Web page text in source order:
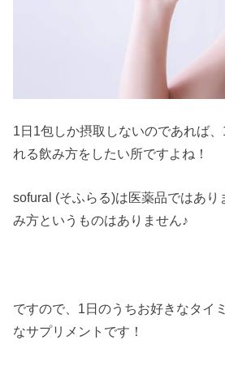
1日1包しか摂取しないのであれば
れる飲み方をしたい所ですよね！
sofural (そふらる)は医薬品ではあり
み方というものはありません♪
ですので、1日のうちお好きなタイ
なサプリメントです！